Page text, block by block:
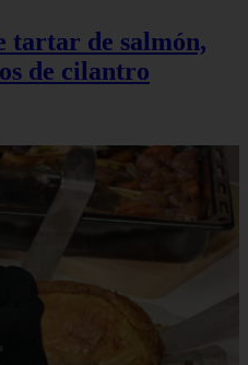
tartar de salmón,
de cilantro